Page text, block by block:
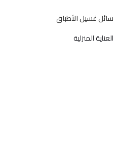
سائل غسيل الأطباق
العناية المنزلية